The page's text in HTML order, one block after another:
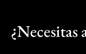
¿Necesitas